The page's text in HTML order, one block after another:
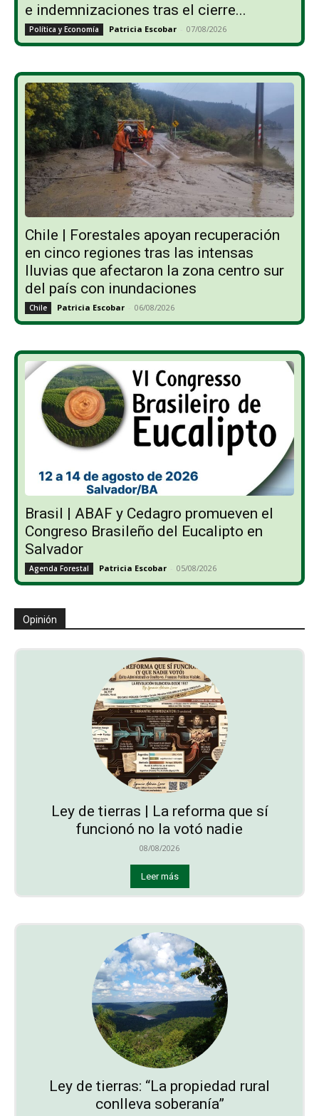
e indemnizaciones tras el cierre...
Política y Economía Patricia Escobar - 07/08/2026
Chile | Forestales apoyan recuperación
en cinco regiones tras las intensas
lluvias que afectaron la zona centro sur
del país con inundaciones
Chile Patricia Escobar - 06/08/2026
Brasil | ABAF y Cedagro promueven el
Congreso Brasileño del Eucalipto en
Salvador
Agenda Forestal Patricia Escobar - 05/08/2026
Opinión
Ley de tierras | La reforma que sí
funcionó no la votó nadie
08/08/2026
Leer más
Ley de tierras: “La propiedad rural
conlleva soberanía”